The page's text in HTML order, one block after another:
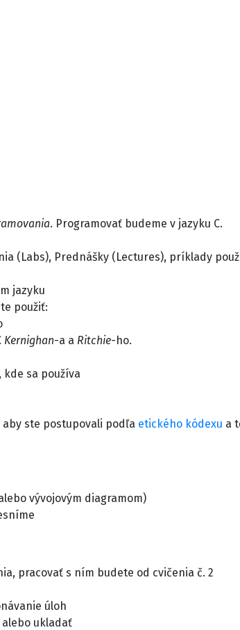
. Programovať budeme v jazyku C.
(Labs), Prednášky (Lectures), príklady
jazyku
použiť:
Kernighan-a a Ritchie-ho.
, kde sa používa
ste postupovali podľa etického kódexu a
vývojovým diagramom)
pracovať s ním budete od cvičenia č. 2
úloh
ukladať